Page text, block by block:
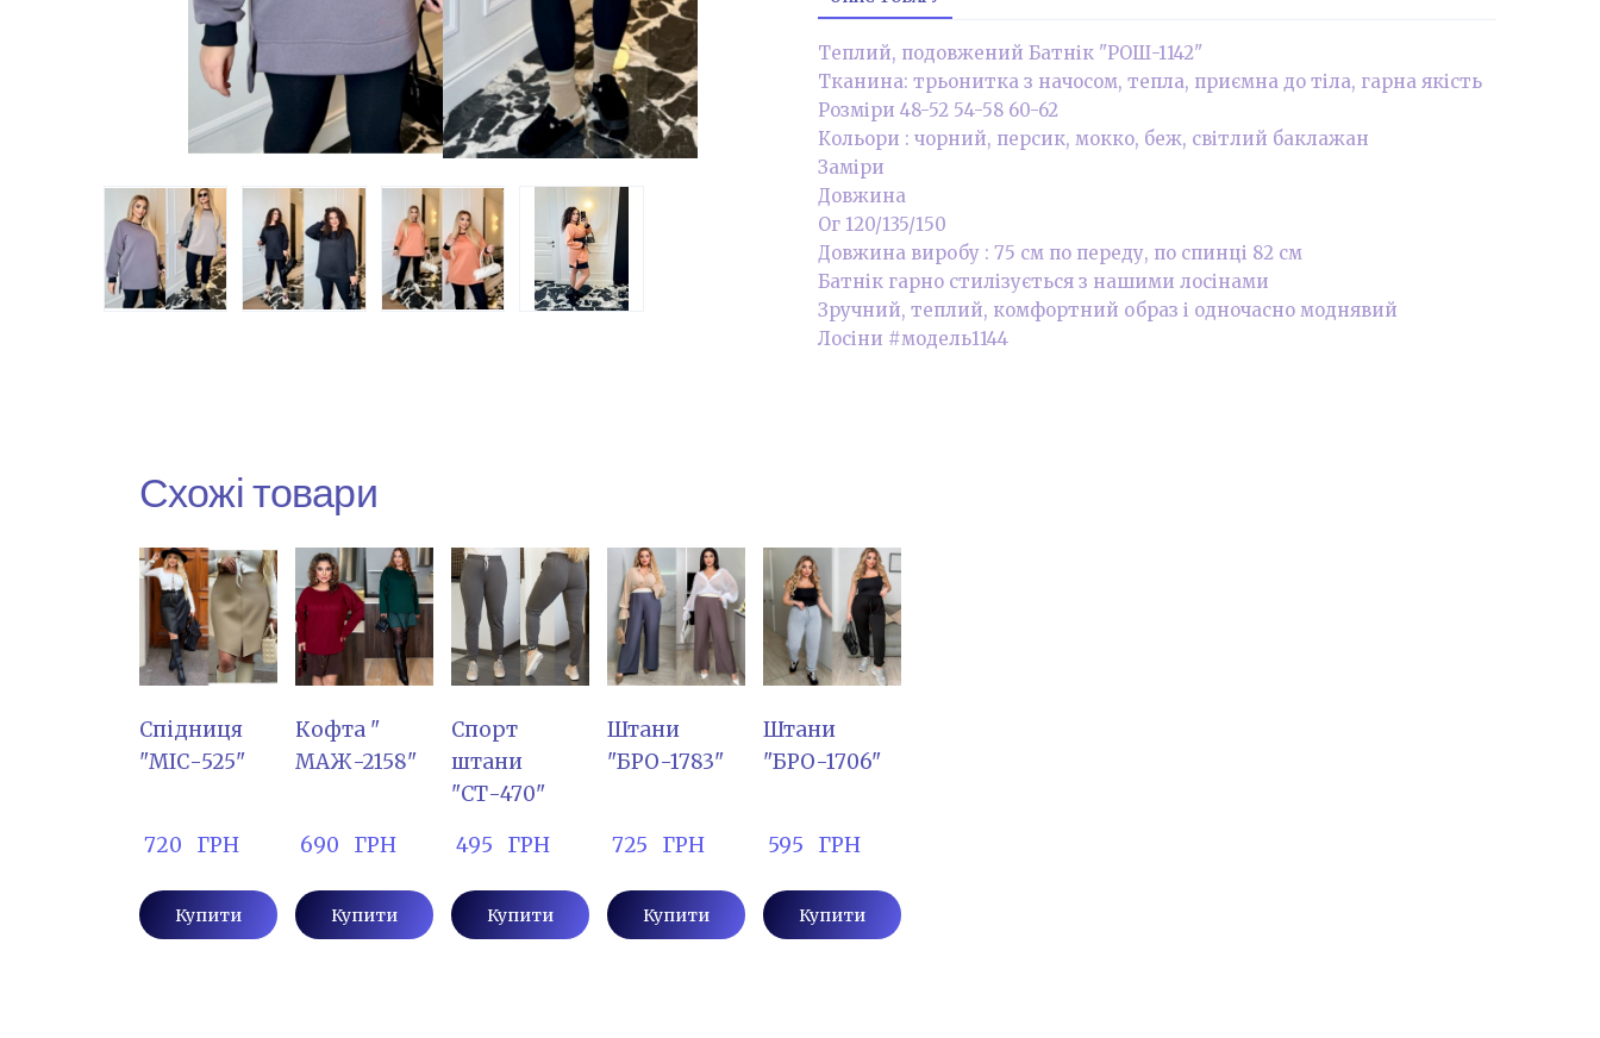
Теплий, подовжений Батнік "РОШ-1142"
Тканина: трьонитка з начосом, тепла, приємна до тіла, гарна якість
Розміри 48-52 54-58 60-62
Кольори : чорний, персик, мокко, беж, світлий баклажан
Заміри
Довжина
Ог 120/135/150
Довжина виробу : 75 см по переду, по спинці 82 см
Батнік гарно стилізується з нашими лосінами
Зручний, теплий, комфортний образ і одночасно моднявий
Лосіни #модель1144
Схожі товари
Спідниця
"МІС-525"
720   ГРН
Купити
Кофта "
МАЖ-2158"
690   ГРН
Купити
Спорт
штани
"СТ-470"
495   ГРН
Купити
Штани
"БРО-1783"
725   ГРН
Купити
Штани
"БРО-1706"
595   ГРН
Купити